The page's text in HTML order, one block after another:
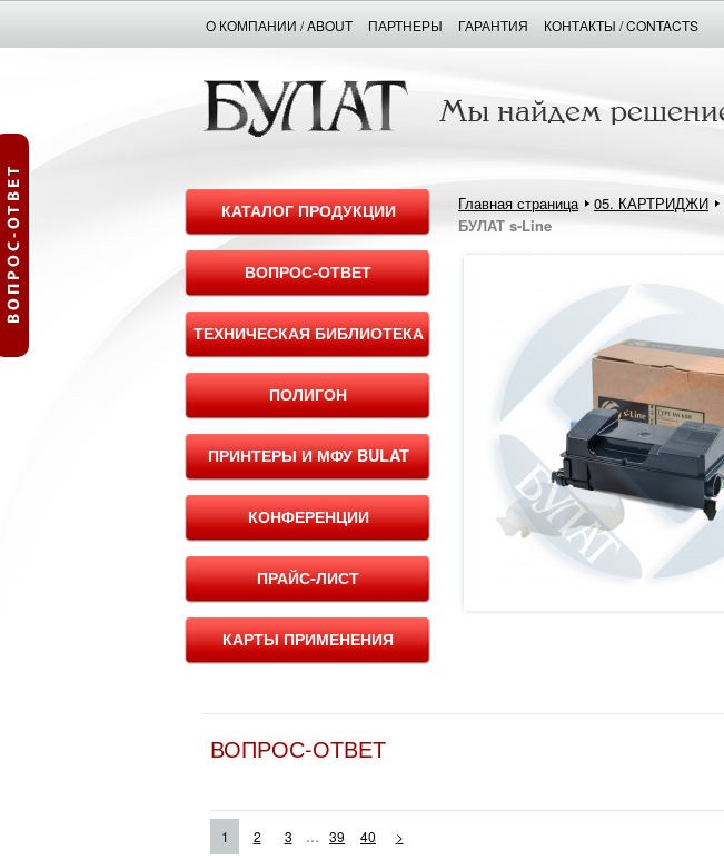
О КОМПАНИИ / ABOUT ПАРТНЕРЫ ГАРАНТИЯ КОНТАКТЫ / CONTACTS
КАТАЛОГ ПРОДУКЦИИ
ВОПРОС-ОТВЕТ
ТЕХНИЧЕСКАЯ БИБЛИОТЕКА
ПОЛИГОН
ПРИНТЕРЫ И МФУ BULAT
КОНФЕРЕНЦИИ
ПРАЙС-ЛИСТ
КАРТЫ ПРИМЕНЕНИЯ
Главная страница 05. КАРТРИДЖИ
БУЛАТ s-Line
ВОПРОС-ОТВЕТ
1 2 3 ... 39 40
>